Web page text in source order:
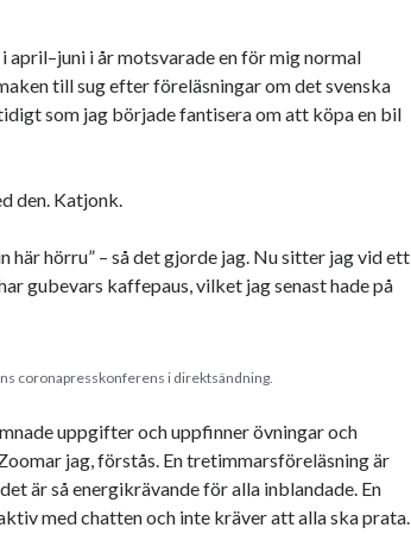
april–juni i år motsvarade en för mig normal
till sug efter föreläsningar om det svenska
som jag började fantisera om att köpa en bil
den. Katjonk.
här hörru” – så det gjorde jag. Nu sitter jag vid ett
gubevars kaffepaus, vilket jag senast hade på
coronapresskonferens i direktsändning.
uppgifter och uppfinner övningar och
jag, förstås. En tretimmarsföreläsning är
är så energikrävande för alla inblandade. En
med chatten och inte kräver att alla ska prata.